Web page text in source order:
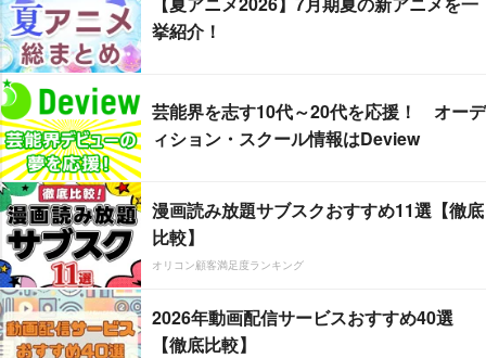
挙紹介！
芸能界を志す10代～20代を応援！ オーデ
ィション・スクール情報はDeview
漫画読み放題サブスクおすすめ11選【徹底
比較】
オリコン顧客満足度ランキング
2026年動画配信サービスおすすめ40選
【徹底比較】